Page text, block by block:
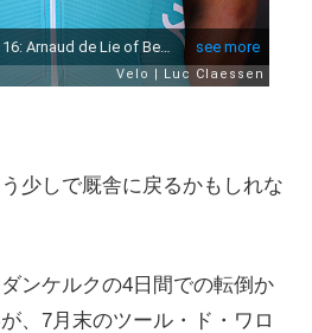
少しで厩舎に戻るかもしれな
ンケルクの4日間での転倒か
、7月末のツール・ド・ワロ